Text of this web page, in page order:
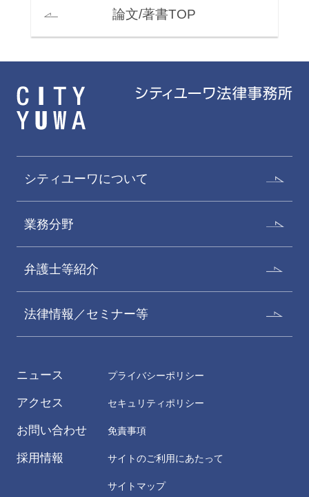
論文/著書TOP
シティユーワについて
業務分野
弁護士等紹介
法律情報／セミナー等
ニュース
アクセス
お問い合わせ
採用情報
プライバシーポリシー
セキュリティポリシー
免責事項
サイトのご利用にあたって
サイトマップ